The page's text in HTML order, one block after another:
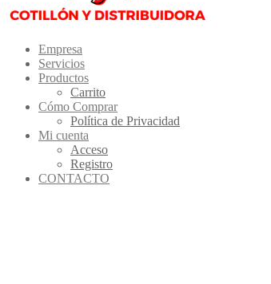
Empresa
Servicios
Productos
Carrito
Cómo Comprar
Política de Privacidad
Mi cuenta
Acceso
Registro
CONTACTO